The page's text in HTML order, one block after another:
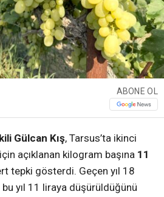
ABONE OL
Gülcan Kış, Tarsus’ta ikinci
açıklanan kilogram başına 11
tepki gösterdi. Geçen yıl 18
yıl 11 liraya düşürüldüğünü